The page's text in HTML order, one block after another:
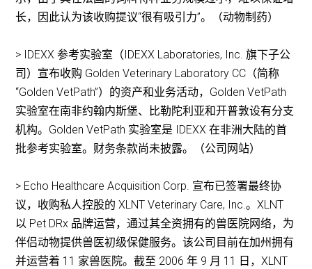
长，因此认为该收购提议“很有吸引力”。（动物制药）
> IDEXX 参考实验室（IDEXX Laboratories, Inc. 旗下子公
司）宣布收购 Golden Veterinary Laboratory CC（简称
“Golden VetPath”）的资产和业务活动，Golden VetPath
实验室在南非约翰内斯堡、比勒陀利亚和开普敦设有分支
机构。Golden VetPath 实验室是 IDEXX 在非洲大陆的首
批参考实验室。财务条款尚未披露。（公司网站）
> Echo Healthcare Acquisition Corp. 宣布已签署最终协
议，收购私人控股的 XLNT Veterinary Care, Inc.。XLNT
以 Pet DRx 品牌运营，通过其全资拥有的兽医院网络，为
伴侣动物提供兽医初级保健服务。该公司目前在加州拥有
并运营着 11 家兽医院。截至 2006 年 9 月 11 日，XLNT